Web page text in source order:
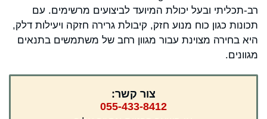
רב-תכליתי ובעל יכולת המיועד לביצועים מרשימים. עם
תכונות כגון כוח מנוע חזק, קיבולת גרירה חזקה ויעילות דלק,
היא בחירה מצוינת עבור מגוון רחב של משתמשים בתנאים
מגוונים.
צור קשר:
055-433-8412